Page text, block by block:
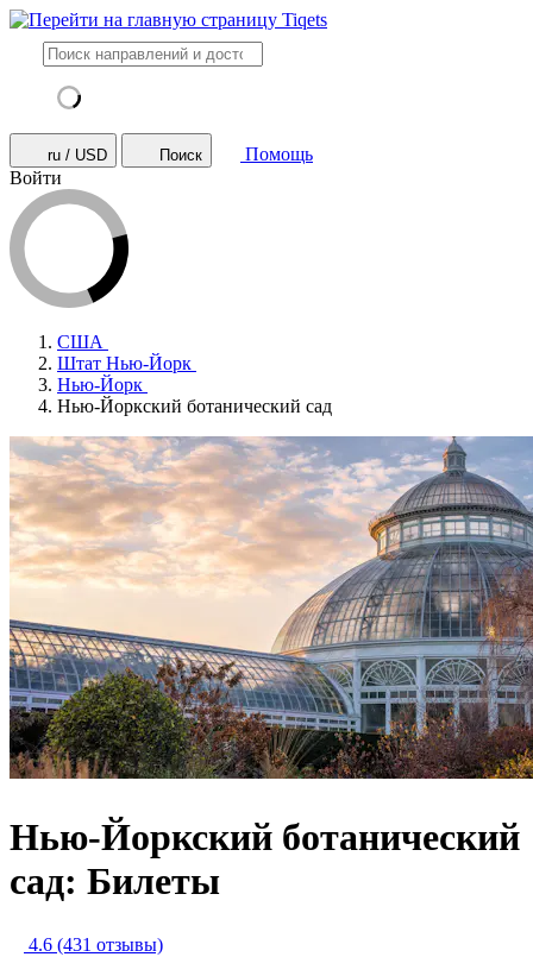
ru / USD Поиск
Помощь
Войти
США
Штат Нью-Йорк
Нью-Йорк
Нью-Йоркский ботанический сад
Нью-Йоркский ботанический
сад: Билеты
4.6 (431 отзывы)